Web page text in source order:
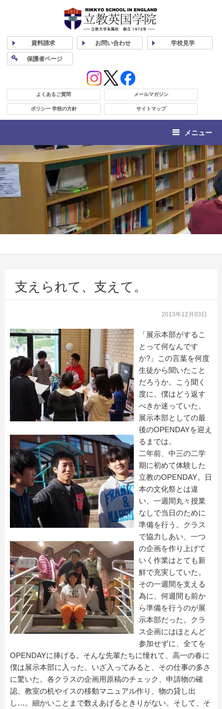
資料請求 お問い合わせ 学校見学
保護者ページ
よくあるご質問 メールマガジン
ポリシー 学校の方針 サイトマップ
メニュー
支えられて、支えて。
2013年12月03日
「展示本部がするこ
とって何なんです
か?」この言葉を何度
生徒から聞いたこと
だろうか。こう聞く
度に、僕はどう返す
べきか迷っていた。
展示本部としての最
後のOPENDAYを迎え
るまでは。
二年前、中三の二学
期に初めて体験した
立教のOPENDAY。日
本の文化祭とは違
い、一週間丸々授業
なしで当日のために
準備を行う。クラス
で協力しあい、一つ
の企画を作り上げて
いく作業はとても新
鮮で充実していた。
その一週間を支える
為に、何週間も前か
ら準備を行うのが展
示本部だった。クラ
ス企画にはほとんど
参加せずに、全てを
OPENDAYに捧げる。そんな先輩たちに憧れて、高一の春に
僕は展示本部に入った。いざ入ってみると、その仕事の多さ
に驚いた。各クラスの企画用原稿のチェック、申請物の確
認、教室の机やイスの移動マニュアル作り、物の貸し出
し…。細かいことまで数えあげるときりがない。そして、そ